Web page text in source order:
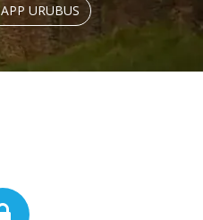
APP URUBUS